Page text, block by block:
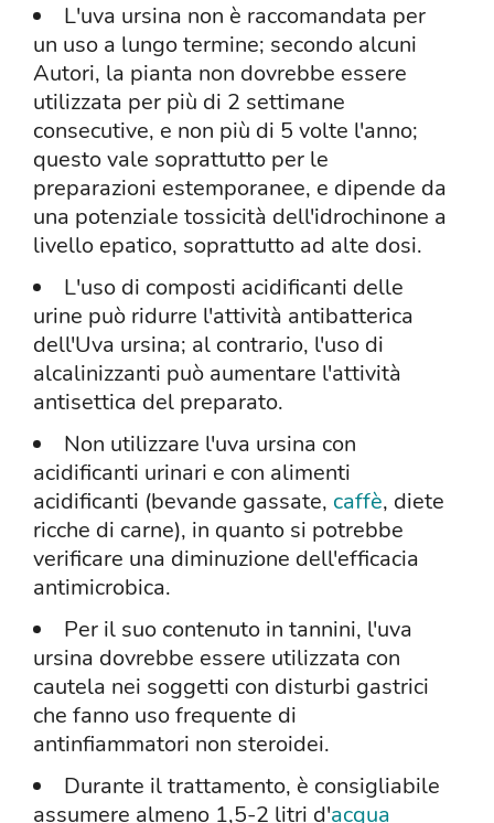
L'uva ursina non è raccomandata per
un uso a lungo termine; secondo alcuni
Autori, la pianta non dovrebbe essere
utilizzata per più di 2 settimane
consecutive, e non più di 5 volte l'anno;
questo vale soprattutto per le
preparazioni estemporanee, e dipende da
una potenziale tossicità dell'idrochinone a
livello epatico, soprattutto ad alte dosi.
L'uso di composti acidificanti delle
urine può ridurre l'attività antibatterica
dell'Uva ursina; al contrario, l'uso di
alcalinizzanti può aumentare l'attività
antisettica del preparato.
Non utilizzare l'uva ursina con
acidificanti urinari e con alimenti
acidificanti (bevande gassate, caffè, diete
ricche di carne), in quanto si potrebbe
verificare una diminuzione dell'efficacia
antimicrobica.
Per il suo contenuto in tannini, l'uva
ursina dovrebbe essere utilizzata con
cautela nei soggetti con disturbi gastrici
che fanno uso frequente di
antinfiammatori non steroidei.
Durante il trattamento, è consigliabile
assumere almeno 1,5-2 litri d'acqua